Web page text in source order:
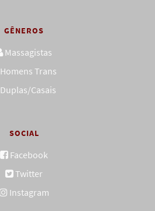
GÊNEROS
Massagistas
Homens Trans
Duplas/Casais
SOCIAL
Facebook
Twitter
Instagram